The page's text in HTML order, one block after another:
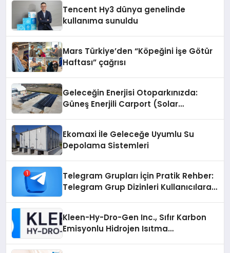
Tencent Hy3 dünya genelinde
kullanıma sunuldu
Mars Türkiye’den “Köpeğini İşe Götür
Haftası” çağrısı
Geleceğin Enerjisi Otoparkınızda:
Güneş Enerjili Carport (Solar
Ekomaxi İle Geleceğe Uyumlu Su
Depolama Sistemleri
Telegram Grupları İçin Pratik Rehber:
Telegram Grup Dizinleri Kullanıcılara
Kleen-Hy-Dro-Gen Inc., Sıfır Karbon
Emisyonlu Hidrojen Isıtma